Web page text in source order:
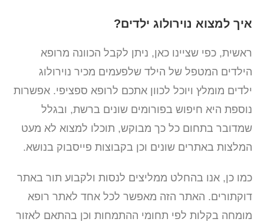
איך למצוא נוירולוג ילדים?
ראשית, כפי שציינו כאן, ניתן לקבל הכוונה מרופא
הילדים המטפל של הילד שלפעמים מכיר נוירולוג
ילדים מומלץ ויוכל לכוון אתכם לרופא ספציפי. אפשרות
נוספת היא חיפוש בפורומים שונים ברשת, ובגלל
שמדובר בתחום כל כך מבוקש, תוכלו למצוא לא מעט
המלצות באתרים שונים וכן בקבוצות פייסבוק בנושא.
כמו כן, אנו בהחלט ממליצים לנסות ולקבוע תור באתר
דוקתורים. האתר הזה מאפשר לכל אחד לאתר רופא
מומחה בקלות לפי תחומי ההתמחות וכן בהתאם לאזור